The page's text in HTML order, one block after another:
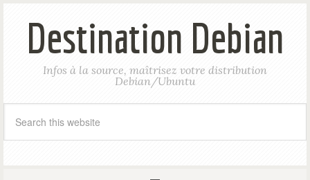
Destination Debian
Infos à la source, maîtrisez votre distribution
Debian/Ubuntu